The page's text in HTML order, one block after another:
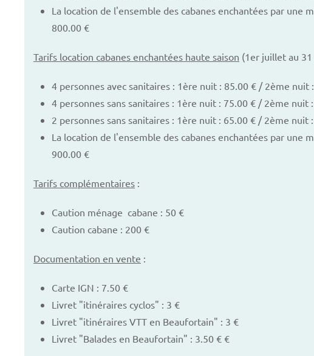
La location de l'ensemble des cabanes enchantées par une
800.00 €
Tarifs location cabanes enchantées haute saison (1er juillet au 31
4 personnes avec sanitaires : 1ère nuit : 85.00 € / 2ème
4 personnes sans sanitaires : 1ère nuit : 75.00 € / 2ème
2 personnes sans sanitaires : 1ère nuit : 65.00 € / 2ème
La location de l'ensemble des cabanes enchantées par une
900.00 €
Tarifs complémentaires :
Caution ménage cabane : 50 €
Caution cabane : 200 €
Documentation en vente :
Carte IGN : 7.50 €
Livret "itinéraires cyclos" : 3 €
Livret "itinéraires VTT en Beaufortain" : 3 €
Livret "Balades en Beaufortain" : 3.50 € €